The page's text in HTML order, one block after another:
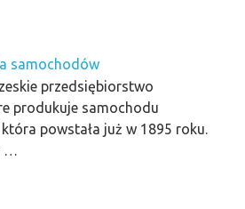
samochodów
przedsiębiorstwo
produkuje samochodu
powstała już w 1895 roku.
…